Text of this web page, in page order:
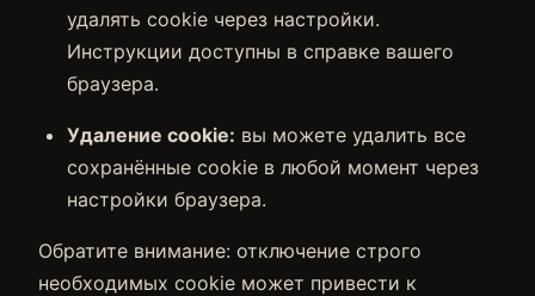
удалять cookie через настройки.
Инструкции доступны в справке вашего
браузера.
Удаление cookie: вы можете удалить все
сохранённые cookie в любой момент через
настройки браузера.
Обратите внимание: отключение строго
необходимых cookie может привести к